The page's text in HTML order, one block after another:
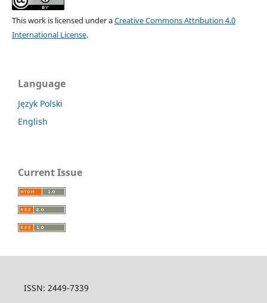
This work is licensed under aCreative Commons Attribution 4.0
International License.
Language
Język Polski
English
Current Issue
ISSN: 2449-7339